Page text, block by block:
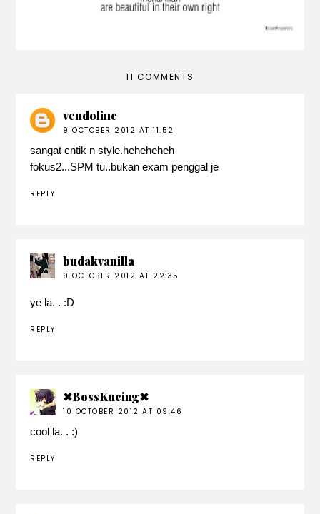
11 COMMENTS
vendoline
9 OCTOBER 2012 AT 11:52
sangat cntik n style.heheheheh
fokus2...SPM tu..bukan exam penggal je
REPLY
budakvanilla
9 OCTOBER 2012 AT 22:35
ye la. . :D
REPLY
✖BossKucing✖
10 OCTOBER 2012 AT 09:46
cool la. . :)
REPLY